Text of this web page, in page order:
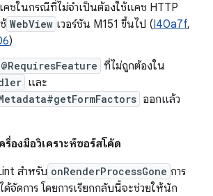
คชในกรณีที่ไม่จำเป็นต้องใช้แคช HTTP
WebView เวอร์ชัน M151 ขึ้นไป (I40a7f,
)
@RequiresFeature ที่ไม่ถูกต้องใน
และ
ออกแล้ว
รื่องมือวิเคราะห์ซอร์สโค้ด
สำหรับ onRenderProcessGone การ
ด้จัดการ โดยการเรียกกลับนี้จะช่วยให้นัก